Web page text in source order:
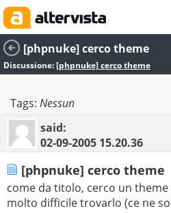
[phpnuke] cerco theme
Discussione:[phpnuke] cerco theme
Tags: Nessun
said:
02-09-2005 15.20.36
[phpnuke] cerco theme
come da titolo, cerco un
molto difficile trovarlo (ce ne